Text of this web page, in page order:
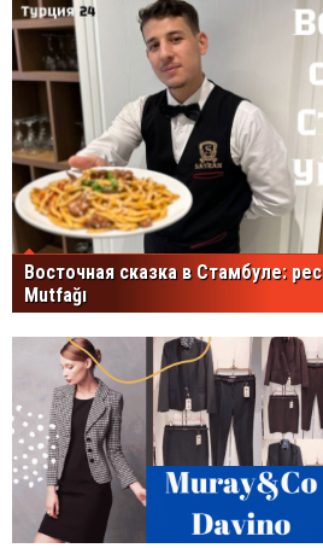
Восточная сказка в Стамбуле:
Mutfağı